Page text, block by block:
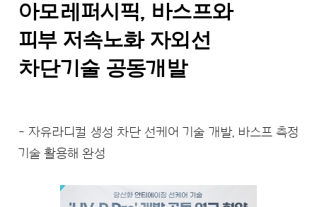
아모레퍼시픽, 바스프와
피부 저속노화 자외선
차단기술 공동개발
- 자유라디컬 생성 차단 선케어 기술 개발, 바스프 측정
기술 활용해 완성